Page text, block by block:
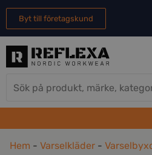
Byt till företagskund
Hem - Varselkläder -